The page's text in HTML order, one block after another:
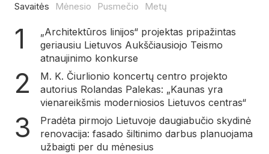
Savaitės Mėnesio Pusmečio Metų
„Architektūros linijos“ projektas pripažintas
geriausiu Lietuvos Aukščiausiojo Teismo
atnaujinimo konkurse
M. K. Čiurlionio koncertų centro projekto
autorius Rolandas Palekas: „Kaunas yra
vienareikšmis moderniosios Lietuvos centras“
Pradėta pirmojo Lietuvoje daugiabučio skydinė
renovacija: fasado šiltinimo darbus planuojama
užbaigti per du mėnesius